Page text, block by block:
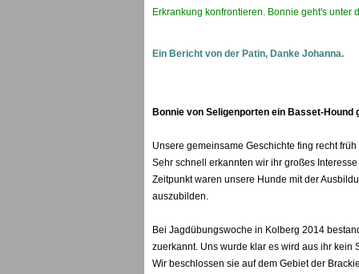
Erkrankung konfrontieren. Bonnie geht's unter
Ein Bericht von der Patin, Danke Johanna.
Bonnie von Seligenporten ein Basset-Hound
Unsere gemeinsame Geschichte fing recht
Sehr schnell erkannten wir ihr großes
Zeitpunkt waren unsere Hunde mit der
auszubilden.
Bei Jagdübungswoche in Kolberg 2014
zuerkannt. Uns wurde klar es wird aus ihr kein
Wir beschlossen sie auf dem Gebiet der